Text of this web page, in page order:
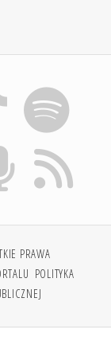
PRAWA
POLITYKA